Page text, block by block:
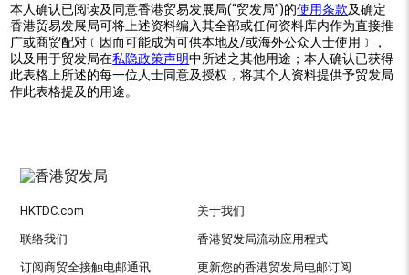
本人确认已阅读及同意香港贸易发展局(“贸发局”)的使用条款及确定
香港贸易发展局可将上述资料编入其全部或任何资料库内作为直接推
广或商贸配对﹝因而可能成为可供本地及/或海外公众人士使用﹞，
以及用于贸发局在私隐政策声明中所述之其他用途；本人确认已获得
此表格上所述的每一位人士同意及授权，将其个人资料提供予贸发局
作此表格提及的用途。
HKTDC.com 关于我们
联络我们 香港贸发局流动应用程式
订阅商贸全接触电邮通讯 更新您的香港贸发局电邮订阅